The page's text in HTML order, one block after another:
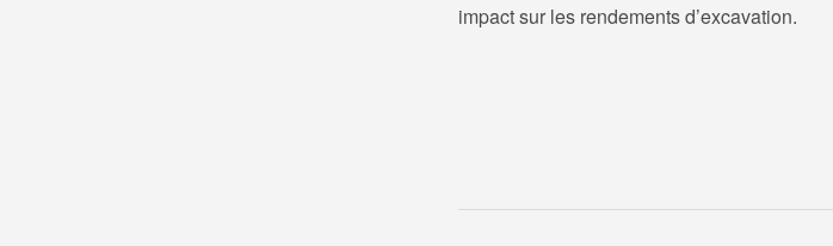
impact sur les rendements d’excavation.